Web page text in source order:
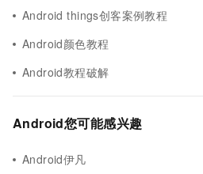
Android things创客案例教程
Android颜色教程
Android教程破解
Android您可能感兴趣
Android伊凡